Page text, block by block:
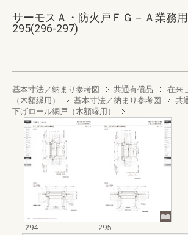
サーモスＡ・防火戸ＦＧ－Ａ業務
295(296-297)
基本寸法／納まり参考図 共通有償品
在来
（木額縁用）
基本寸法／納まり参考図 共
下げロール網戸（木額縁用）
294
295